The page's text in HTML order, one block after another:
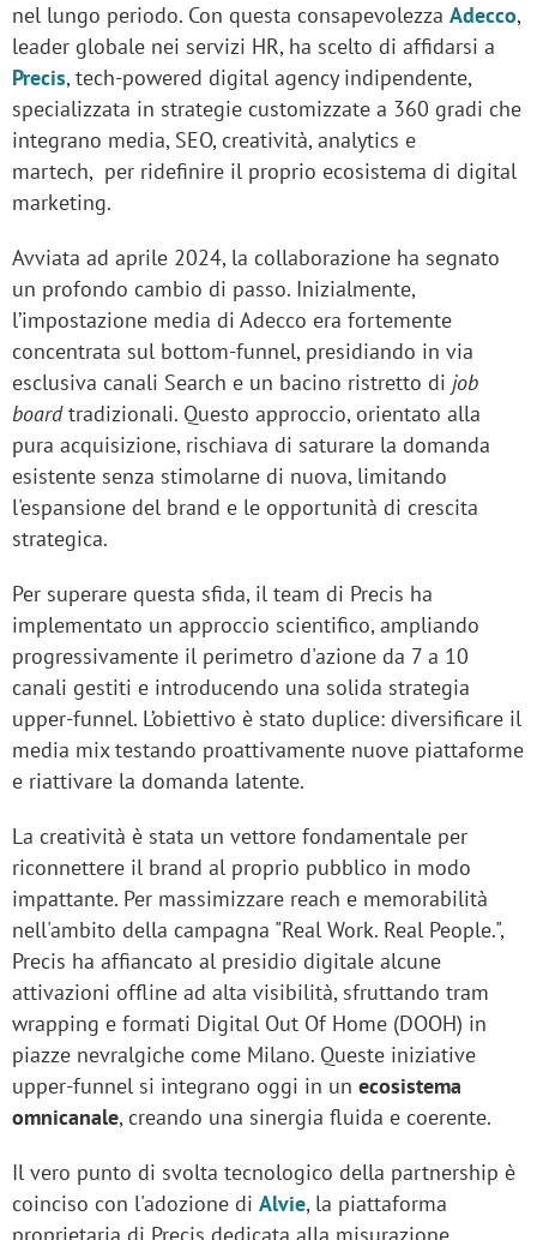
nel lungo periodo. Con questa consapevolezza Adecco,
leader globale nei servizi HR, ha scelto di affidarsi a
Precis, tech-powered digital agency indipendente,
specializzata in strategie customizzate a 360 gradi che
integrano media, SEO, creatività, analytics e
martech, per ridefinire il proprio ecosistema di digital
marketing.
Avviata ad aprile 2024, la collaborazione ha segnato
un profondo cambio di passo. Inizialmente,
l’impostazione media di Adecco era fortemente
concentrata sul bottom-funnel, presidiando in via
esclusiva canali Search e un bacino ristretto di job
boardtradizionali. Questo approccio, orientato alla
pura acquisizione, rischiava di saturare la domanda
esistente senza stimolarne di nuova, limitando
l'espansione del brand e le opportunità di crescita
strategica.
Per superare questa sfida, il team di Precis ha
implementato un approccio scientifico, ampliando
progressivamente il perimetro d'azione da 7 a 10
canali gestiti e introducendo una solida strategia
upper-funnel. L’obiettivo è stato duplice: diversificare il
media mix testando proattivamente nuove piattaforme
e riattivare la domanda latente.
La creatività è stata un vettore fondamentale per
riconnettere il brand al proprio pubblico in modo
impattante. Per massimizzare reach e memorabilità
nell'ambito della campagna "Real Work. Real People.",
Precis ha affiancato al presidio digitale alcune
attivazioni offline ad alta visibilità, sfruttando tram
wrapping e formati Digital Out Of Home (DOOH) in
piazze nevralgiche come Milano. Queste iniziative
upper-funnel si integrano oggi in un ecosistema
omnicanale, creando una sinergia fluida e coerente.
Il vero punto di svolta tecnologico della partnership è
coinciso con l'adozione di Alvie, la piattaforma